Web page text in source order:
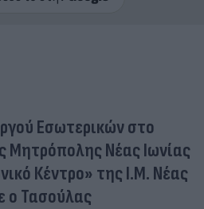
Εσωτερικών στο
Μητρόπολης Νέας Ιωνίας
Κέντρο» της Ι.Μ. Νέας
ο Τασούλας